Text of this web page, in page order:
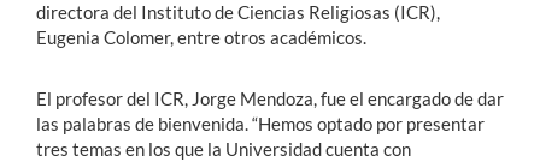
directora del Instituto de Ciencias Religiosas (ICR),
Eugenia Colomer, entre otros académicos.
El profesor del ICR, Jorge Mendoza, fue el encargado de dar
las palabras de bienvenida. “Hemos optado por presentar
tres temas en los que la Universidad cuenta con